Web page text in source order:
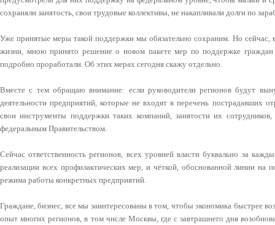
сохраняли занятость, свои трудовые коллективы, не накапливали долги по
Уже принятые меры такой поддержки мы обязательно сохраним. Но сейчас,
жизни, мною принято решение о новом пакете мер по поддержке
подробно проработали. Об этих мерах сегодня скажу отдельно.
Вместе с тем обращаю внимание: если руководители регионов будут
деятельности предприятий, которые не входят в перечень пострадавших
свои инструменты поддержки таких компаний, занятости их
федеральным Правительством.
Сейчас ответственность регионов, всех уровней власти буквально за
реализации всех профилактических мер, и чёткой, обоснованной линии на
режима работы конкретных предприятий.
Граждане, бизнес, все мы заинтересованы в том, чтобы экономика быстрее
опыт многих регионов, в том числе Москвы, где с завтрашнего дня